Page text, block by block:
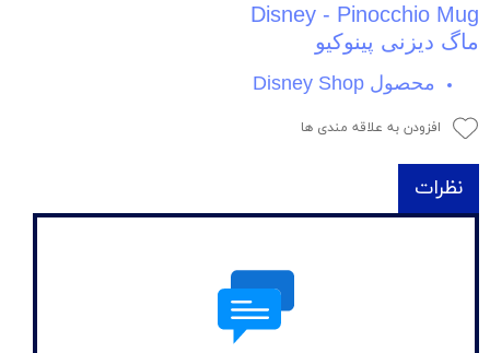
Disney - Pinocchio Mug
ماگ دیزنی پینوکیو
محصول Disney Shop
افزودن به علاقه مندی ها
نظرات